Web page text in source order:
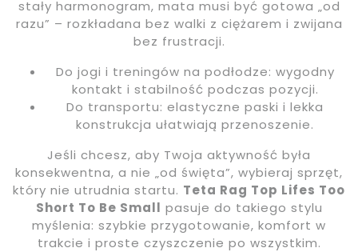
stały harmonogram, mata musi być gotowa „od
razu” – rozkładana bez walki z ciężarem i zwijana
bez frustracji.
Do jogi i treningów na podłodze: wygodny
kontakt i stabilność podczas pozycji.
Do transportu: elastyczne paski i lekka
konstrukcja ułatwiają przenoszenie.
Jeśli chcesz, aby Twoja aktywność była
konsekwentna, a nie „od święta”, wybieraj sprzęt,
który nie utrudnia startu. Teta Rag Top Lifes Too
Short To Be Small pasuje do takiego stylu
myślenia: szybkie przygotowanie, komfort w
trakcie i proste czyszczenie po wszystkim.